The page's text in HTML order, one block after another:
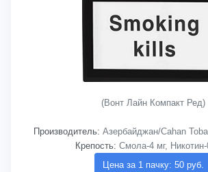
(Вонт Лайн Компакт Ред)
Производитель: Азербайджан/Cahan
Крепость: Смола-4 мг,
Цена за 1 пачку: 50 руб.